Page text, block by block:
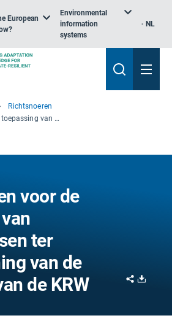
European
Environmental
information
systems
NL
Richtsnoeren
Richtsnoeren voor de toepassing van waterbalansen ter ondersteuning van de uitvoering van de KRW
voor de
ter
van de
de KRW
Share